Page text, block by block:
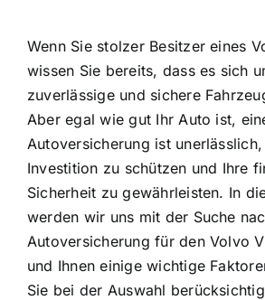
Wenn Sie stolzer Besitzer eines
wissen Sie bereits, dass es sich
zuverlässige und sichere
Aber egal wie gut Ihr Auto ist,
Autoversicherung ist
Investition zu schützen und Ihre
Sicherheit zu gewährleisten. In
werden wir uns mit der Suche
Autoversicherung für den Volvo
und Ihnen einige wichtige
Sie bei der Auswahl